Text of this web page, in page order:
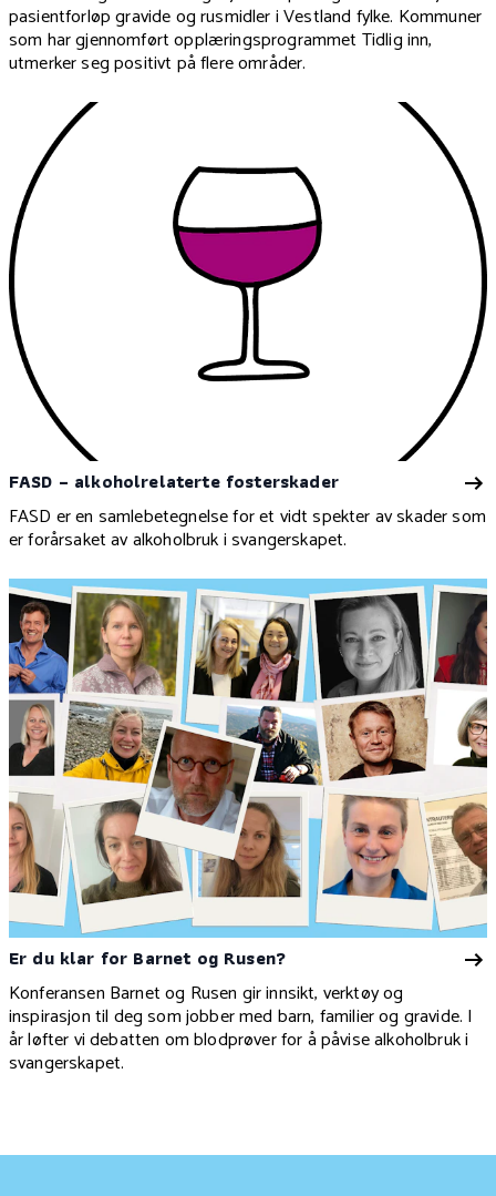
pasientforløp gravide og rusmidler i Vestland fylke. Kommuner
som har gjennomført opplæringsprogrammet Tidlig inn,
utmerker seg positivt på flere områder.
FASD – alkoholrelaterte fosterskader
FASD er en samlebetegnelse for et vidt spekter av skader som
er forårsaket av alkoholbruk i svangerskapet.
Er du klar for Barnet og Rusen?
Konferansen Barnet og Rusen gir innsikt, verktøy og
inspirasjon til deg som jobber med barn, familier og gravide. I
år løfter vi debatten om blodprøver for å påvise alkoholbruk i
svangerskapet.